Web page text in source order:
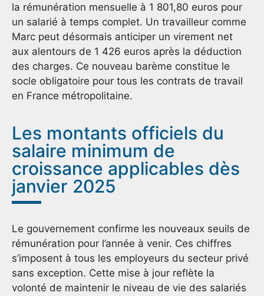
la rémunération mensuelle à 1 801,80 euros pour
un salarié à temps complet. Un travailleur comme
Marc peut désormais anticiper un virement net
aux alentours de 1 426 euros après la déduction
des charges. Ce nouveau barème constitue le
socle obligatoire pour tous les contrats de travail
en France métropolitaine.
Les montants officiels du
salaire minimum de
croissance applicables dès
janvier 2025
Le gouvernement confirme les nouveaux seuils de
rémunération pour l’année à venir. Ces chiffres
s’imposent à tous les employeurs du secteur privé
sans exception. Cette mise à jour reflète la
volonté de maintenir le niveau de vie des salariés